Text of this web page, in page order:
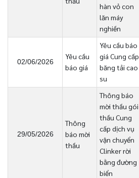
hàn vỏ con
lăn máy
nghiền
02/06/2026
Yêu cầu
báo giá
Yêu cầu báo
giá Cung cấp
băng tải cao
su
29/05/2026
Thông
báo mời
thầu
Thông báo
mời thầu gói
thầu Cung
cấp dịch vụ
vận chuyển
Clinker rời
bằng đường
biển